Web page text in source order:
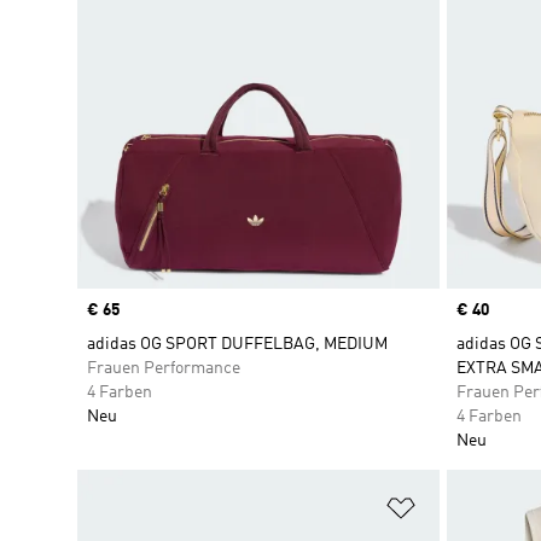
Price
€ 65
adidas OG SPORT DUFFELBAG, MEDIUM
Frauen Performance
4 Farben
Neu
Price
€ 40
adidas OG
EXTRA
Frauen
4 Farben
Neu
Zur